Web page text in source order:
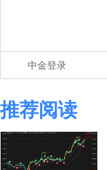
中金登录
推荐阅读